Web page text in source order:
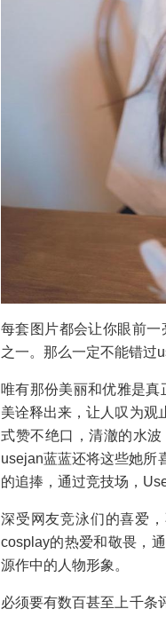
每套图片都会让你眼前
之一。那么一定不能错过
唯有那份美丽和优雅是
美诠释出来，让人叹为观
式赞不绝口，清澈的水
usejan蓝蓝还将这些她所
的追捧，通过竞技场，
深受网友竞泳们的喜爱
cosplay的热爱和敬畏，
源作中的人物形象。
必须要有数百甚至上千条